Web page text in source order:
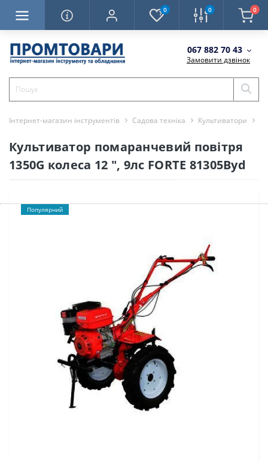
0 0 0
067 882 70 43
Замовити дзвінок
Інтернет-магазин інструментів Садова техніка Культиватори
Культиватор помаранчевий повітря
1350G колеса 12 ", 9лс FORTE 81305Byd
Популярний